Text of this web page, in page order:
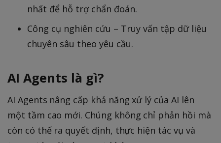
nhất để hỗ trợ chẩn đoán.
Công cụ nghiên cứu – Truy vấn tập dữ liệu
chuyên sâu theo yêu cầu.
AI Agents là gì?
AI Agents nâng cấp khả năng xử lý của AI lên
một tầm cao mới. Chúng không chỉ phản hồi mà
còn có thể ra quyết định, thực hiện tác vụ và